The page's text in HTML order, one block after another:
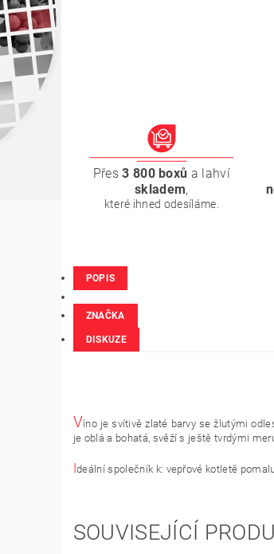
Přes3 800 boxů a lahví
skladem,
které ihned odesíláme.
POPIS
ZNAČKA
DISKUZE
Víno je svítivě zlaté barvy se žlutými
je oblá a bohatá, svěží s ještě tvrdými
Ideální společník k: vepřové kotletě
SOUVISEJÍCÍ